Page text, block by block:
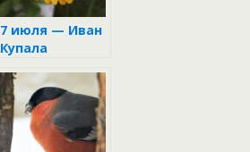
7 июля — Иван
Купала